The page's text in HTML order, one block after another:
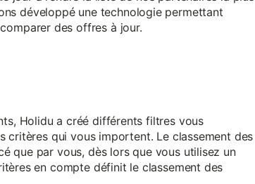
développé une technologie permettant
des offres à jour.
Holidu a créé différents filtres vous
critères qui vous importent. Le classement des
que par vous, dès lors que vous utilisez un
en compte définit le classement des